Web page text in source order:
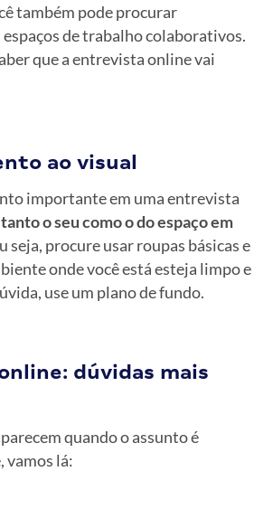
também pode procurar
de trabalho colaborativos.
que a entrevista online vai
ao visual
importante em uma entrevista
o seu como o do espaço em
seja, procure usar roupas básicas e
onde você está esteja limpo e
use um plano de fundo.
dúvidas mais
quando o assunto é
vamos lá: